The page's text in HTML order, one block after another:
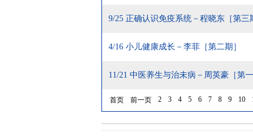
9/25 正确认识免疫系统－程晓东［第三
4/16 小儿健康成长－李菲［第二期］
11/21 中医养生与治未病－周英豪［第一
首页 前一页 2 3 4 5 6 7 8 9 10